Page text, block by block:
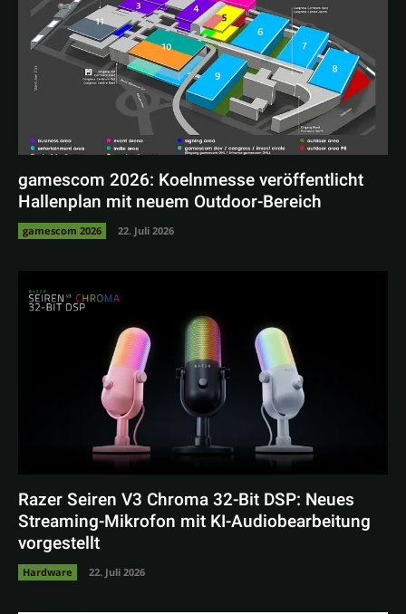
gamescom 2026: Koelnmesse veröffentlicht
Hallenplan mit neuem Outdoor-Bereich
gamescom 2026 22. Juli 2026
Razer Seiren V3 Chroma 32-Bit DSP: Neues
Streaming-Mikrofon mit KI-Audiobearbeitung
vorgestellt
Hardware 22. Juli 2026